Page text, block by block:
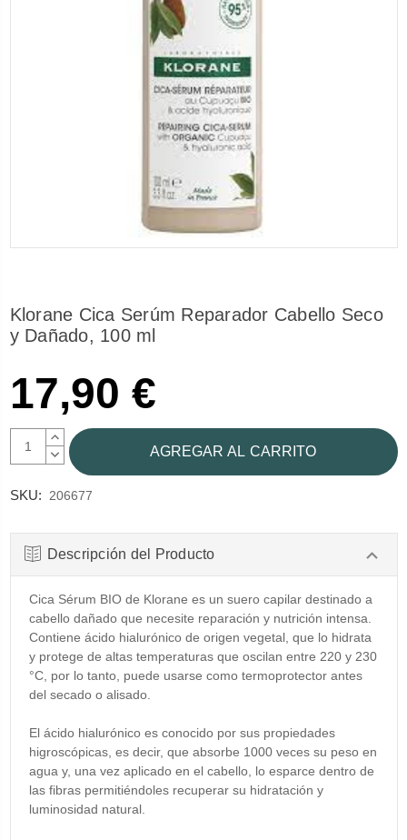
Klorane Cica Serúm Reparador Cabello Seco
y Dañado, 100 ml
17,90 €
AUMENTAR
CANTIDAD:
DISMINUIR
CANTIDAD:
SKU: 206677
Descripción del Producto
Cica Sérum BIO de Klorane es un suero capilar destinado a
cabello dañado que necesite reparación y nutrición intensa.
Contiene ácido hialurónico de origen vegetal, que lo hidrata
y protege de altas temperaturas que oscilan entre 220 y 230
°C, por lo tanto, puede usarse como termoprotector antes
del secado o alisado.
El ácido hialurónico es conocido por sus propiedades
higroscópicas, es decir, que absorbe 1000 veces su peso en
agua y, una vez aplicado en el cabello, lo esparce dentro de
las fibras permitiéndoles recuperar su hidratación y
luminosidad natural.